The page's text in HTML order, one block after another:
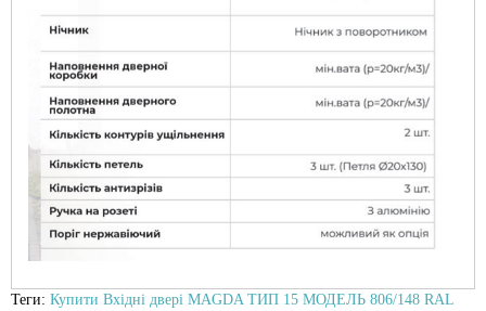
Теги: Купити Вхідні двері MAGDA ТИП 15 МОДЕЛЬ 806/148 RAL